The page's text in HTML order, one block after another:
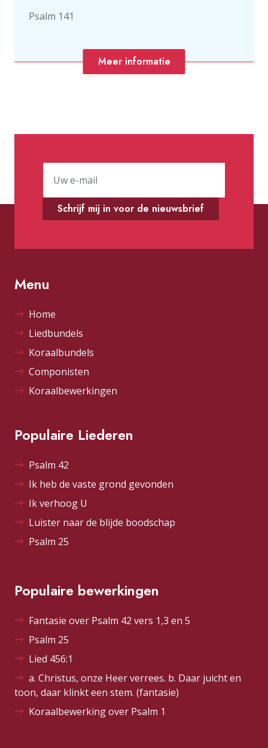
Psalm 141
Meer informatie
Schrijf mij in voor de nieuwsbrief
Menu
Home
Liedbundels
Koraalbundels
Componisten
Koraalbewerkingen
Populaire Liederen
Psalm 42
Ik heb de vaste grond gevonden
Ik verhoog U
Luister naar de blijde boodschap
Psalm 25
Populaire bewerkingen
Fantasie over Psalm 42 vers 1,3 en 5
Psalm 25
Lied 456:1
a. Christus, onze Heer verrees. b. Daar juicht en
toon, daar klinkt een stem. (fantasie)
Koraalbewerking over Psalm 1